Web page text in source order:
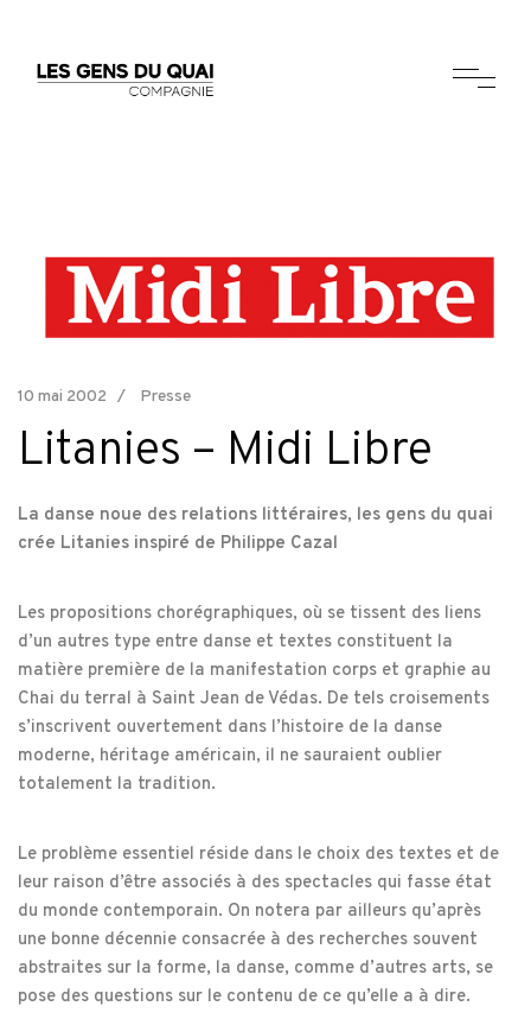
10 mai 2002 Presse
Litanies – Midi Libre
La danse noue des relations littéraires, les gens du quai
crée Litanies inspiré de Philippe Cazal
Les propositions chorégraphiques, où se tissent des liens
d’un autres type entre danse et textes constituent la
matière première de la manifestation corps et graphie au
Chai du terral à Saint Jean de Védas. De tels croisements
s’inscrivent ouvertement dans l’histoire de la danse
moderne, héritage américain, il ne sauraient oublier
totalement la tradition.
Le problème essentiel réside dans le choix des textes et de
leur raison d’être associés à des spectacles qui fasse état
du monde contemporain. On notera par ailleurs qu’après
une bonne décennie consacrée à des recherches souvent
abstraites sur la forme, la danse, comme d’autres arts, se
pose des questions sur le contenu de ce qu’elle a à dire.